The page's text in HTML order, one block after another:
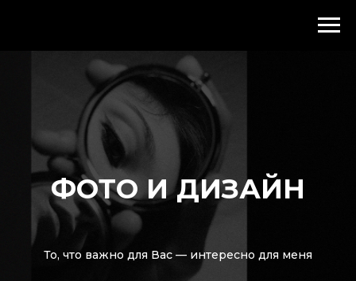
ФОТО И ДИЗАЙН
То, что важно для Вас — интересно для меня